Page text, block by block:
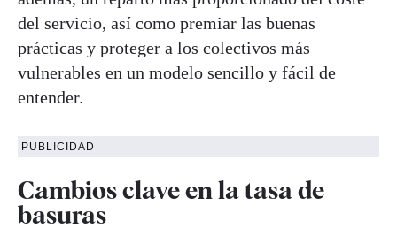
del servicio, así como premiar las buenas
prácticas y proteger a los colectivos más
vulnerables en un modelo sencillo y fácil de
entender.
PUBLICIDAD
Cambios clave en la tasa de
basuras